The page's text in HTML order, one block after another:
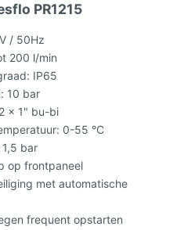
PR1215
/ 50Hz
200 l/min
IP65
10 bar
x 1" bu-bi
0-55 °C
bar
op frontpaneel
met automatische
frequent opstarten